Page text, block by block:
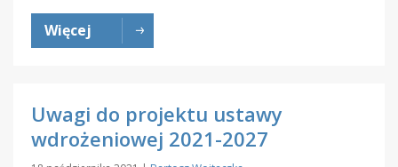
Więcej
Uwagi do projektu ustawy
wdrożeniowej 2021-2027